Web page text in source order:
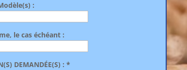
:
le cas échéant :
DEMANDÉE(S) : *